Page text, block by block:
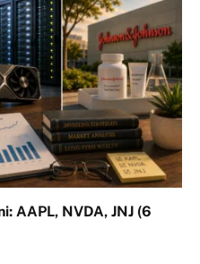
AAPL, NVDA, JNJ (6